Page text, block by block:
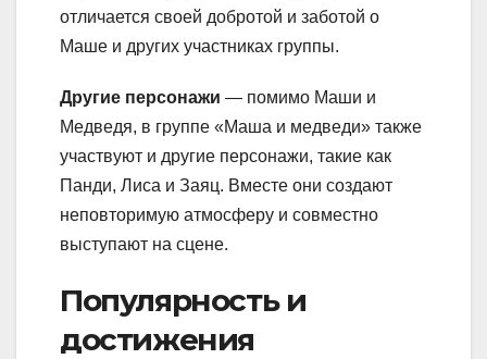
отличается своей добротой и заботой о
Маше и других участниках группы.
Другие персонажи — помимо Маши и
Медведя, в группе «Маша и медведи» также
участвуют и другие персонажи, такие как
Панди, Лиса и Заяц. Вместе они создают
неповторимую атмосферу и совместно
выступают на сцене.
Популярность и
достижения